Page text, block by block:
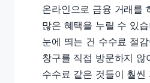
온라인으로 금융 거래를
많은 혜택을 누릴 수 있
눈에 띄는 건 수수료 절
창구를 직접 방문하지 않
수수료 같은 것들이 훨씬